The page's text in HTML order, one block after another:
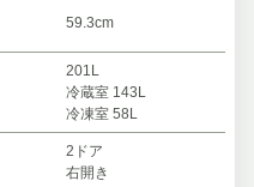
59.3cm
201L
冷蔵室 143L
冷凍室 58L
2ドア
右開き